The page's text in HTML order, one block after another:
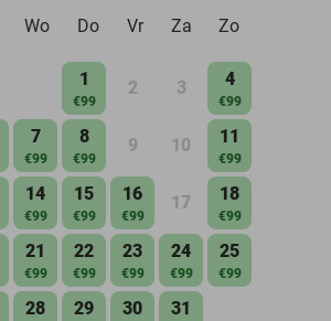
Wo Do Vr Za Zo
1
€99
2 3 4
€99
7
€99
8
€99
9 10 11
€99
14
€99
15
€99
16
€99
17 18
€99
21
€99
22
€99
23
€99
24
€99
25
€99
28 29 30 31